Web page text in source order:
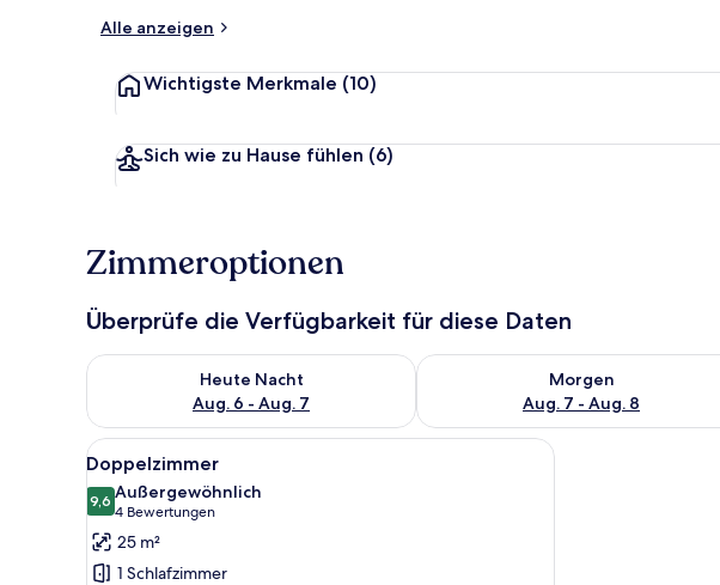
Alle anzeigen
Wichtigste Merkmale (10)
Sich wie zu Hause fühlen (6)
Zimmeroptionen
Überprüfe die Verfügbarkeit für diese Daten
Heute Nacht
Aug. 6 - Aug. 7
Überprüfe die Verfügbarkeit für heute Nacht, Aug. 6 - Aug. 7.
Morgen
Aug. 7 - Aug. 8
Überprüfe die Verfügbarkeit für
Alle
Fotos
für
Doppelzimmer
anzeigen
Ein Hotelzimmer mit zwei Einzelbetten, einem
7
Doppelzimmer
9,69,6 von 10
Außergewöhnlich
4 Bewertungen
(4
Bewertungen)
25 m²
1 Schlafzimmer